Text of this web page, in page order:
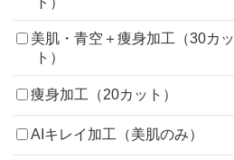
美肌・青空＋痩身加工（30カッ
ト）
痩身加工（20カット）
AIキレイ加工（美肌のみ）